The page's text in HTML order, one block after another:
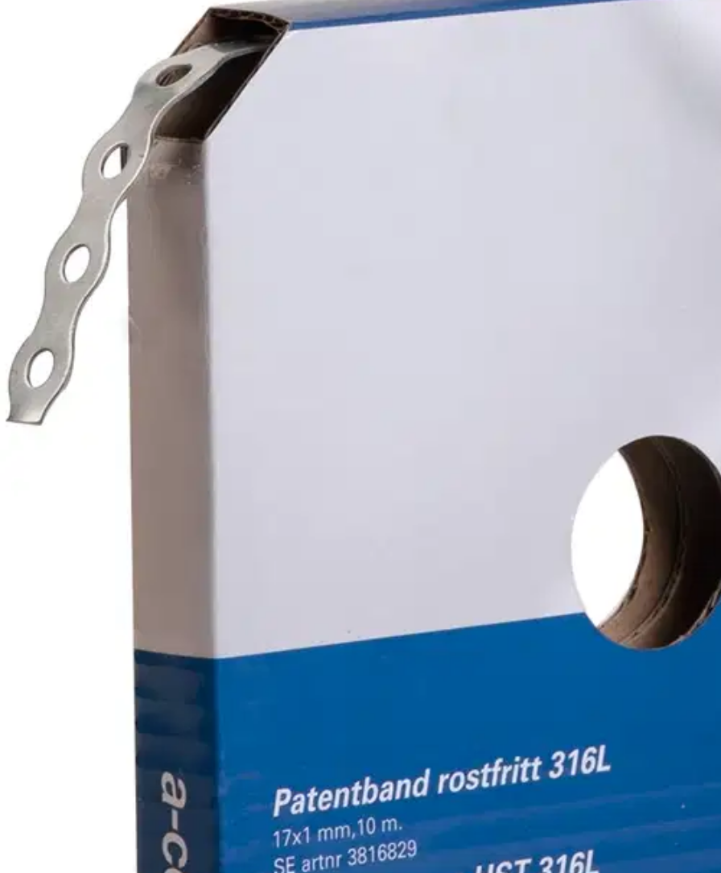
A-collection patenttivanne 1,0 x 26 mm 10 m HST
Hinta ilman S-Etukorttia:
54,50 €
Verkkokaupan hinta
Valitse toimitustapa
Nouto myymälästä
Ei saatavilla
Ilmainen toimitus yli 100 €:n tilauksille Postin pakettiautomaattiin tai
Etu ei koske Suuri‑lisäpalvelulla toimitettavia tuotteita.
Tarkista myymäläsaatavuus
Oletko tyytyväinen tuotetietoihin?
Ovatko tuotetiedot riittävät? Jos tuotetiedoissa on puutteita tai niitä voisi muuten parantaa, anna palautetta.
Ilmainen palautus 30 päivää.*